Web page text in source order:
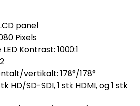
panel
Pixels
Kontrast: 1000:1
vertikalt: 178°/178°
HD/SD-SDI, 1 stk HDMI, og 1 stk